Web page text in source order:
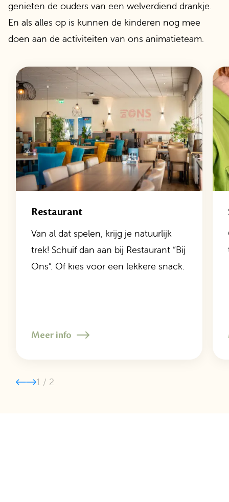
genieten de ouders van een welverdiend drankje.
En als alles op is kunnen de kinderen nog mee
doen aan de activiteiten van ons animatieteam.
Restaurant
Van al dat spelen, krijg je natuurlijk
trek! Schuif dan aan bij Restaurant “Bij
Ons”. Of kies voor een lekkere snack.
Meer info
1 / 2